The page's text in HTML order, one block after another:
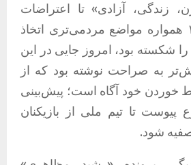
زندگی، آزادی» تا اعتراضات
خونین دی‌ماه ۱۴۰۴ همواره مواضع مردمی‌تری اتخاذ
شکسته بود، امروز جایی در این
به صراحت نوشته بود که از
خوردن خود آگاه است؛ پیش‌بینی
تا تیم ملی از بازیکنان
شود.